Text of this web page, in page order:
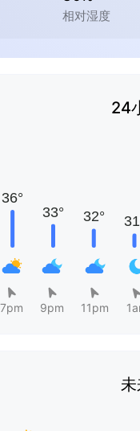
相对湿度
24
7pm 9pm 11pm
未